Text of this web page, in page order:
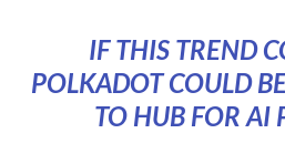
IF THIS TREND
POLKADOT COULD
TO HUB FOR AI